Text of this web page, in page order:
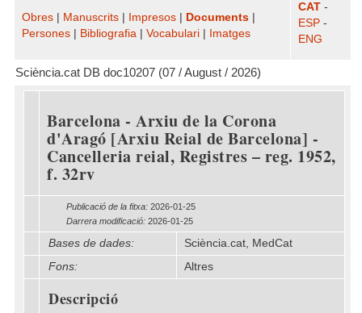
Obres Manuscrits Impresos Documents
Persones
Bibliografia Vocabulari Imatges
CAT -
ESP -
ENG
Sciència.cat DB doc10207 (07 / August / 2026)
Barcelona - Arxiu de la Corona
d'Aragó [Arxiu Reial de Barcelona] -
Cancelleria reial, Registres – reg. 1952,
f. 32rv
Publicació de la fitxa: 2026-01-25
Darrera modificació: 2026-01-25
Bases de dades:
Sciència.cat, MedCat
Fons:
Altres
Descripció